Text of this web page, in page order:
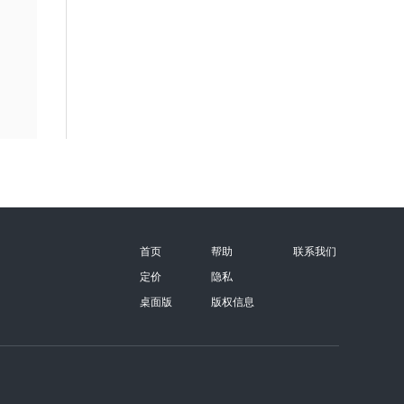
首页
定价
桌面版
帮助
隐私
版权信息
联系我们